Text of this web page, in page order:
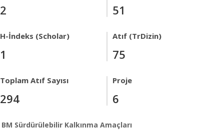
2 51
H-İndeks (Scholar)
1
Atıf (TrDizin)
75
Toplam Atıf Sayısı
294
Proje
6
BM Sürdürülebilir Kalkınma Amaçları